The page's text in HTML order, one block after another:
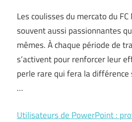
Les coulisses du mercato du
souvent aussi passionnantes
mêmes. À chaque période de
s’activent pour renforcer leur
perle rare qui fera la
…
Utilisateurs de PowerPoint :